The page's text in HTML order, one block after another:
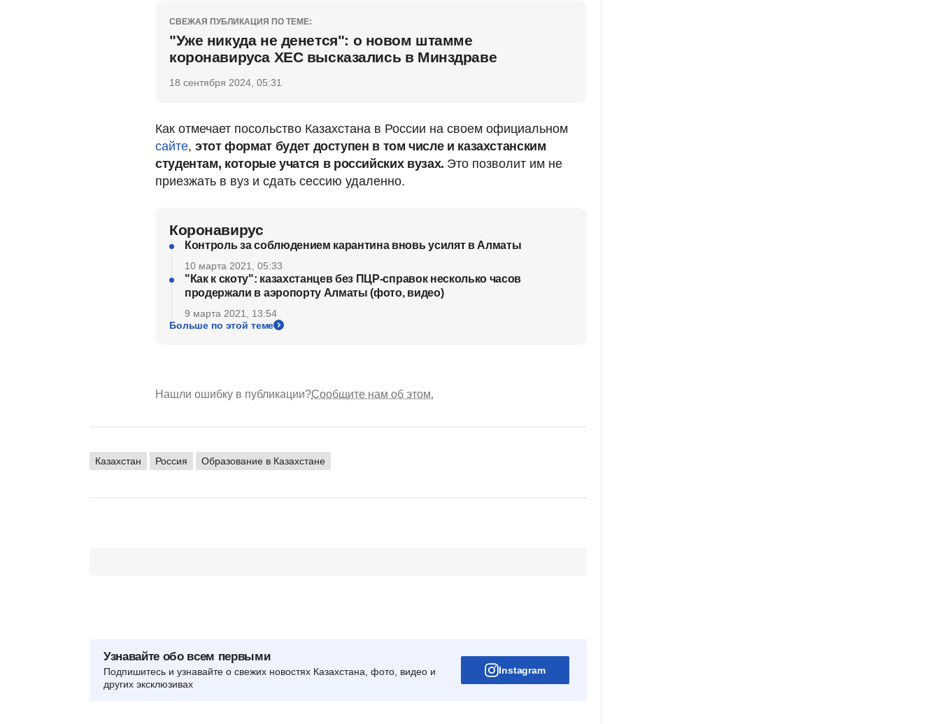
СВЕЖАЯ ПУБЛИКАЦИЯ ПО ТЕМЕ:
"Уже никуда не денется": о новом штамме
коронавируса ХЕС высказались в Минздраве
18 сентября 2024, 05:31
Как отмечает посольство Казахстана в России на своем официальном
сайте, этот формат будет доступен в том числе и казахстанским
студентам, которые учатся в российских вузах. Это позволит им не
приезжать в вуз и сдать сессию удаленно.
Коронавирус
Контроль за соблюдением карантина вновь усилят в Алматы
10 марта 2021, 05:33
"Как к скоту": казахстанцев без ПЦР-справок несколько часов
продержали в аэропорту Алматы (фото, видео)
9 марта 2021, 13:54
Больше по этой теме
Нашли ошибку в публикации?Сообщите нам об этом.
Казахстан Россия Образование в Казахстане
Узнавайте обо всем первыми
Подпишитесь и узнавайте о свежих новостях Казахстана, фото, видео и
других эксклюзивах
Instagram